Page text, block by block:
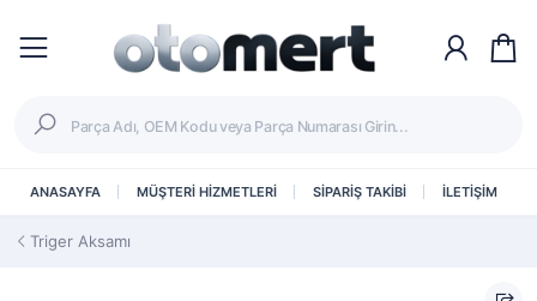
ANASAYFA MÜŞTERİ HİZMETLERİ SİPARİŞ TAKİBİ İLETİŞİM
Triger Aksamı